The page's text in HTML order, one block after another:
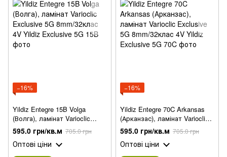
−16%
Yildiz Entegre 15B Volga
(Волга), ламінат Varioclic
Exclusive 5G 8mm/32клас 4V
595.0 грн/кв.м 705.0 грн
Оптові ціни
−16%
Yildiz Entegre 70C Arkansas
(Арканзас), ламінат Varioclic
Exclusive 5G 8mm/32клас 4V
595.0 грн/кв.м 705.0 грн
Оптові ціни